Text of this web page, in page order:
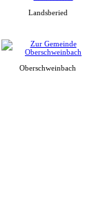
Landsberied
Oberschweinbach